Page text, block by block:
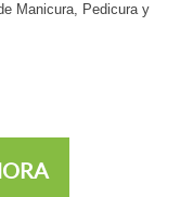
Manicura, Pedicura y